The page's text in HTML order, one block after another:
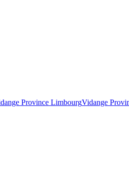
Province LimbourgVidange